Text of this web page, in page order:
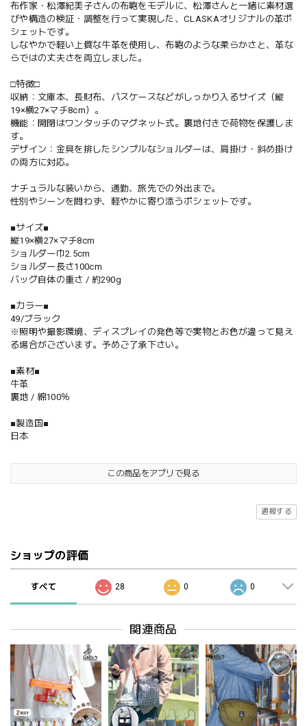
布作家・松澤紀美子さんの布鞄をモデルに、松澤さんと一緒に素材選
びや構造の検証・調整を行って実現した、CLASKAオリジナルの革ポ
シェットです。
しなやかで軽い上質な牛革を使用し、布鞄のような柔らかさと、革な
らではの丈夫さを両立しました。
□特徴□
収納：文庫本、長財布、パスケースなどがしっかり入るサイズ（縦
19×横27×マチ8cm）。
機能：開閉はワンタッチのマグネット式。裏地付きで荷物を保護しま
す。
デザイン：金具を排したシンプルなショルダーは、肩掛け・斜め掛け
の両方に対応。
ナチュラルな装いから、通勤、旅先での外出まで。
性別やシーンを問わず、軽やかに寄り添うポシェットです。
■サイズ■
縦19×横27×マチ8cm
ショルダー巾2.5cm
ショルダー長さ100cm
バッグ自体の重さ / 約290g
■カラー■
49/ブラック
※照明や撮影環境、ディスプレイの発色等で実物とお色が違って見え
る場合がございます。予めご了承下さい。
■素材■
牛革
裏地 / 綿100％
■製造国■
日本
この商品をアプリで見る
通報する
ショップの評価
すべて 28 0 0
関連商品